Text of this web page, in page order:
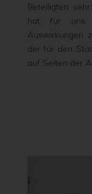
Beteiligten
hat für uns
Auswirkungen
der für den
auf Seiten der